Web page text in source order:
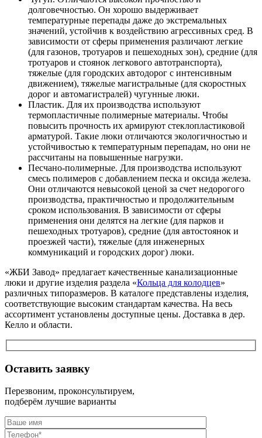
долговечностью. Он хорошо выдерживает
температурные перепады даже до экстремальных
значений, устойчив к воздействию агрессивных сред. В
зависимости от сферы применения различают легкие
(для газонов, тротуаров и пешеходных зон), средние (для
тротуаров и стоянок легкового автотранспорта),
тяжелые (для городских автодорог с интенсивным
движением), тяжелые магистральные (для скоростных
дорог и автомагистралей) чугунные люки.
Пластик. Для их производства используют
термопластичные полимерные материалы. Чтобы
повысить прочность их армируют стеклопластиковой
арматурой. Такие люки отличаются экологичностью и
устойчивостью к температурным перепадам, но они не
рассчитаны на повышенные нагрузки.
Песчано-полимерные. Для производства используют
смесь полимеров с добавлением песка и оксида железа.
Они отличаются невысокой ценой за счет недорогого
производства, практичностью и продолжительным
сроком использования. В зависимости от сферы
применения они делятся на легкие (для парков и
пешеходных тротуаров), средние (для автостоянок и
проезжей части), тяжелые (для инженерных
коммуникаций и городских дорог) люки.
«ЖБИ Завод» предлагает качественные канализационные
люки и другие изделия раздела «Кольца для колодцев»
различных типоразмеров. В каталоге представлены изделия,
соответствующие высоким стандартам качества. На весь
ассортимент установлены доступные цены. Доставка в дер.
Келло и области.
Оставить заявку
Перезвоним, проконсультируем,
подберём лучшие варианты